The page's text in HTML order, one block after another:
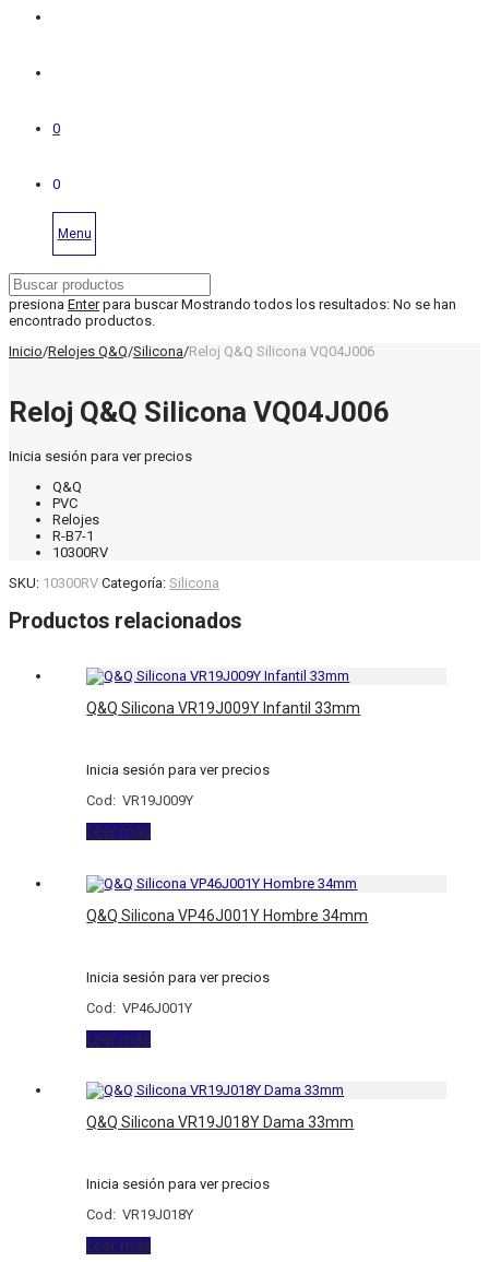
0
0
Menu
presiona Enterpara buscar Mostrando todos los resultados: No se han
encontrado productos.
Inicio/Relojes Q&Q/Silicona/Reloj Q&Q Silicona VQ04J006
Reloj Q&Q Silicona VQ04J006
Inicia sesión para ver precios
Q&Q
PVC
Relojes
R-B7-1
10300RV
SKU: 10300RV Categoría: Silicona
Productos relacionados
Q&Q Silicona VR19J009Y Infantil 33mm
Inicia sesión para ver precios
Cod: VR19J009Y
Leer más
Q&Q Silicona VP46J001Y Hombre 34mm
Inicia sesión para ver precios
Cod: VP46J001Y
Leer más
Q&Q Silicona VR19J018Y Dama 33mm
Inicia sesión para ver precios
Cod: VR19J018Y
Leer más